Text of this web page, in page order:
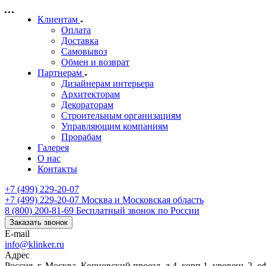
Клиентам
Оплата
Доставка
Самовывоз
Обмен и возврат
Партнерам
Дизайнерам интерьера
Архитекторам
Декораторам
Строительным организациям
Управляющим компаниям
Прорабам
Галерея
О нас
Контакты
+7 (499) 229-20-07
+7 (499) 229-20-07 Москва и Московская область
8 (800) 200-81-69 Бесплатный звонок по России
Заказать звонок
E-mail
info@klinker.ru
Адрес